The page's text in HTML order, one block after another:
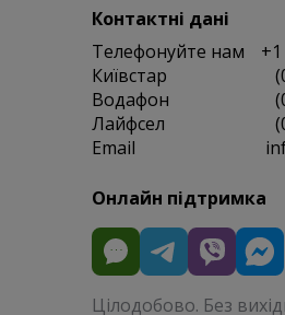
Контактні дані
Телефонуйте нам
Київстар
Водафон
Лайфсел
Email
Онлайн підтримка
Цілодобово. Без